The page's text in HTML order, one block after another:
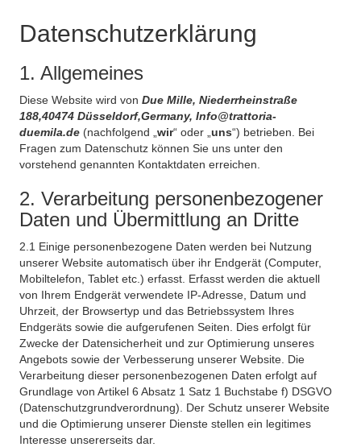
Datenschutzerklärung
1. Allgemeines
Diese Website wird von Due Mille, Niederrheinstraße
188,40474 Düsseldorf,Germany, Info@trattoria-
duemila.de (nachfolgend „ wir“ oder „ uns“) betrieben. Bei
Fragen zum Datenschutz können Sie uns unter den
vorstehend genannten Kontaktdaten erreichen.
2. Verarbeitung personenbezogener
Daten und Übermittlung an Dritte
2.1 Einige personenbezogene Daten werden bei Nutzung
unserer Website automatisch über ihr Endgerät (Computer,
Mobiltelefon, Tablet etc.) erfasst. Erfasst werden die aktuell
von Ihrem Endgerät verwendete IP-Adresse, Datum und
Uhrzeit, der Browsertyp und das Betriebssystem Ihres
Endgeräts sowie die aufgerufenen Seiten. Dies erfolgt für
Zwecke der Datensicherheit und zur Optimierung unseres
Angebots sowie der Verbesserung unserer Website. Die
Verarbeitung dieser personenbezogenen Daten erfolgt auf
Grundlage von Artikel 6 Absatz 1 Satz 1 Buchstabe f) DSGVO
(Datenschutzgrundverordnung). Der Schutz unserer Website
und die Optimierung unserer Dienste stellen ein legitimes
Interesse unsererseits dar.